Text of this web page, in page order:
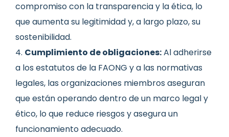
compromiso con la transparencia y la ética, lo
que aumenta su legitimidad y, a largo plazo, su
sostenibilidad.
Cumplimiento de obligaciones:Al adherirse
a los estatutos de la FAONG y a las normativas
legales, las organizaciones miembros aseguran
que están operando dentro de un marco legal y
ético, lo que reduce riesgos y asegura un
funcionamiento adecuado.